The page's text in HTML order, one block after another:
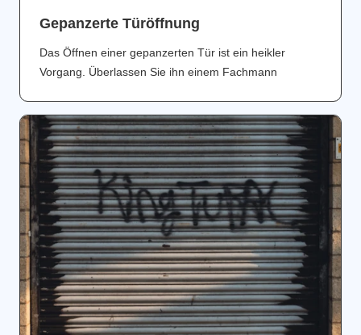
Gepanzerte Türöffnung
Das Öffnen einer gepanzerten Tür ist ein heikler
Vorgang. Überlassen Sie ihn einem Fachmann